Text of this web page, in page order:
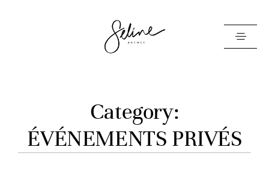
ÉVÉNEMENTS CORPORATE
ÉVÉNEMENTS PRIVÉS
Category:
ÉVÉNEMENTS PRIVÉS